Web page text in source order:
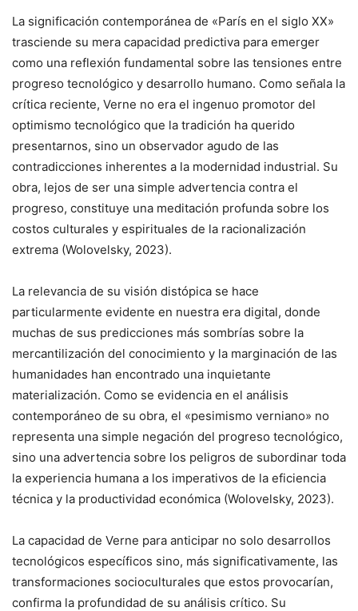
La significación contemporánea de «París en el siglo XX»
trasciende su mera capacidad predictiva para emerger
como una reflexión fundamental sobre las tensiones entre
progreso tecnológico y desarrollo humano. Como señala la
crítica reciente, Verne no era el ingenuo promotor del
optimismo tecnológico que la tradición ha querido
presentarnos, sino un observador agudo de las
contradicciones inherentes a la modernidad industrial. Su
obra, lejos de ser una simple advertencia contra el
progreso, constituye una meditación profunda sobre los
costos culturales y espirituales de la racionalización
extrema (Wolovelsky, 2023).
La relevancia de su visión distópica se hace
particularmente evidente en nuestra era digital, donde
muchas de sus predicciones más sombrías sobre la
mercantilización del conocimiento y la marginación de las
humanidades han encontrado una inquietante
materialización. Como se evidencia en el análisis
contemporáneo de su obra, el «pesimismo verniano» no
representa una simple negación del progreso tecnológico,
sino una advertencia sobre los peligros de subordinar toda
la experiencia humana a los imperativos de la eficiencia
técnica y la productividad económica (Wolovelsky, 2023).
La capacidad de Verne para anticipar no solo desarrollos
tecnológicos específicos sino, más significativamente, las
transformaciones socioculturales que estos provocarían,
confirma la profundidad de su análisis crítico. Su